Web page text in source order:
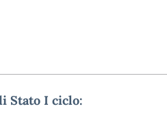
Stato I ciclo: